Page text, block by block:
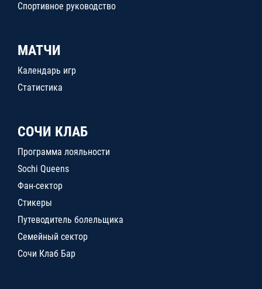
Спортивное руководство
МАТЧИ
Календарь игр
Статистика
СОЧИ КЛАБ
Программа лояльности
Sochi Queens
Фан-сектор
Стикеры
Путеводитель болельщика
Семейный сектор
Сочи Клаб Бар